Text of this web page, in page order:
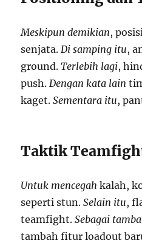
Meskipun demikian,
senjata.Di samping itu,
ground.Terlebih lagi,
push.Dengan kata lain
kaget.Sementara itu,
Taktik
Untuk mencegah kalah,
seperti stun.Selain itu,
teamfight.Sebagai
tambah fitur loadout